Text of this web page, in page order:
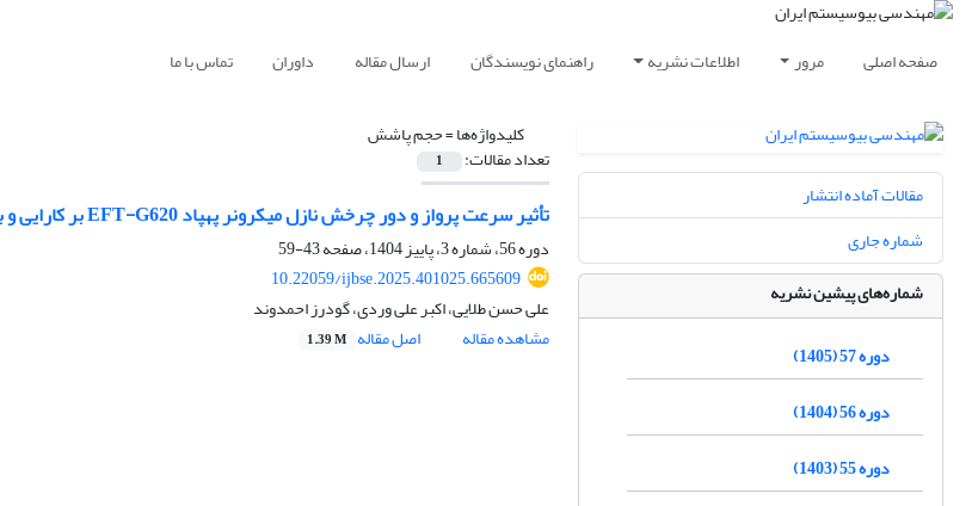
صفحه اصلی مرور اطلاعات نشریه راهنمای نویسندگان ارسال مقاله داوران تماس با ما
کلیدواژه‌ها =حجم پاشش
تعداد مقالات: 1
تأثیر سرعت پرواز و دور چرخش نازل میکرونر پهپاد EFT-G620 بر کارایی و بادبردگی علف‌کش نیکوسولفورون در ذرت علوفه‌ای
دوره 56، شماره 3، پاییز 1404، صفحه
43-59
10.22059/ijbse.2025.401025.665609
علی حسن طلایی، اکبر علی وردی، گودرز احمدوند
مشاهده مقاله
اصل مقاله 1.39 M
مقالات آماده انتشار
شماره جاری
شماره‌های پیشین نشریه
دوره 57 (1405)
دوره 56 (1404)
دوره 55 (1403)